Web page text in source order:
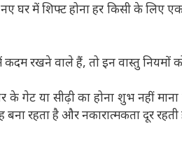
नए घर में शिफ्ट होना हर किसी के लिए
रखने वाले हैं, तो इन वास्तु नियमों
या सीढ़ी का होना शुभ नहीं माना
बना रहता है और नकारात्मकता दूर रहती